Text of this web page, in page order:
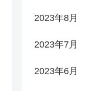
2023年8月
2023年7月
2023年6月